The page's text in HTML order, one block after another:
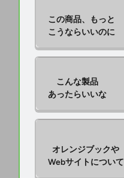
この商品、もっと
こうならいいのに
こんな製品
あったらいいな
オレンジブックや
Webサイトについて